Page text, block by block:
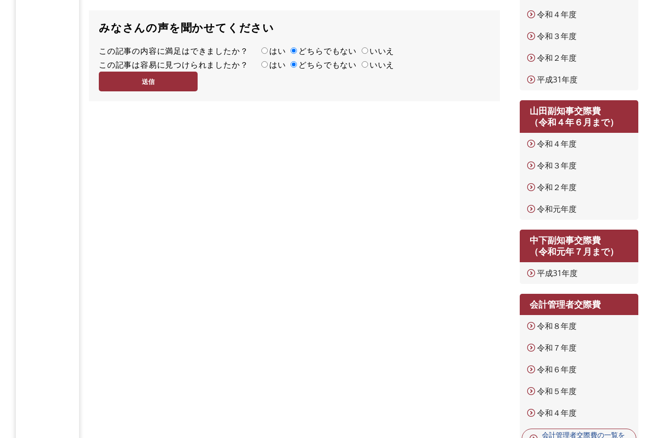
みなさんの声を聞かせてください
満
足
この記事の内容に満足はできましたか？ はい どちらでもない
いいえ
容
度
この記事は容易に見つけられましたか？ はい どちらでもない いいえ
令和４年度
令和３年度
令和２年度
平成31年度
山田副知事交際費
（令和４年６月まで）
令和４年度
令和３年度
令和２年度
令和元年度
中下副知事交際費
（令和元年７月まで）
平成31年度
会計管理者交際費
令和８年度
令和７年度
令和６年度
令和５年度
令和４年度
会計管理者交際費の一覧を